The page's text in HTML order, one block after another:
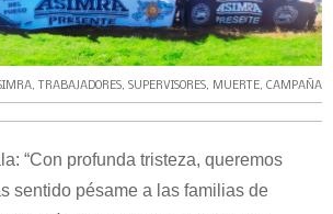
, TRABAJADORES, SUPERVISORES, MUERTE, CAMPAÑA
“Con profunda tristeza, queremos
sentido pésame a las familias de